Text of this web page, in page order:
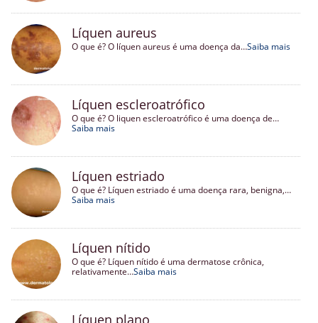
Líquen aureus
O que é? O líquen aureus é uma doença da…Saiba mais
Líquen escleroatrófico
O que é? O liquen escleroatrófico é uma doença de…
Saiba mais
Líquen estriado
O que é? Líquen estriado é uma doença rara, benigna,…
Saiba mais
Líquen nítido
O que é? Líquen nítido é uma dermatose crônica,
relativamente…Saiba mais
Líquen plano